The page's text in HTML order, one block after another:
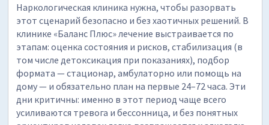
Наркологическая клиника нужна, чтобы разорвать
этот сценарий безопасно и без хаотичных решений. В
клинике «Баланс Плюс» лечение выстраивается по
этапам: оценка состояния и рисков, стабилизация (в
том числе детоксикация при показаниях), подбор
формата — стационар, амбулаторно или помощь на
дому — и обязательно план на первые 24–72 часа. Эти
дни критичны: именно в этот период чаще всего
усиливаются тревога и бессонница, и без понятных